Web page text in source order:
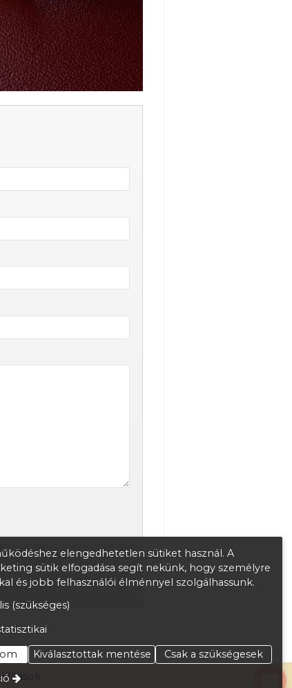
elengedhetetlen sütiket használ. A
sütik elfogadása segít nekünk, hogy személyre
és jobb felhasználói élménnyel szolgálhassunk.
(szükséges)
Kiválasztottak mentése
Csak a szükségesek